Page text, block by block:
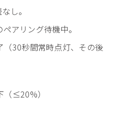
し。
アリング待機中。
30秒間常時点灯、その後
（≤20%）